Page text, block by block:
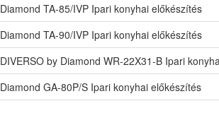
Diamond TA-85/IVP Ipari konyhai előkészítés
Diamond TA-90/IVP Ipari konyhai előkészítés
DIVERSO by Diamond WR-22X31-B Ipari
Diamond GA-80P/S Ipari konyhai előkészítés